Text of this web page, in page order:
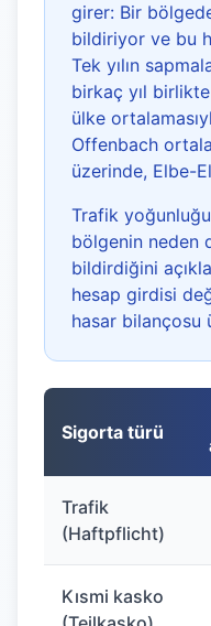
girer: Bir
bildiriyor ve bu
Tek yılın
birkaç yıl
ülke
Offenbach
üzerinde, Elbe-
Trafik
bölgenin neden
bildirdiğini
hesap girdisi
hasar bilançosu
Sigorta türü
Trafik
(Haftpflicht)
Kısmi kasko